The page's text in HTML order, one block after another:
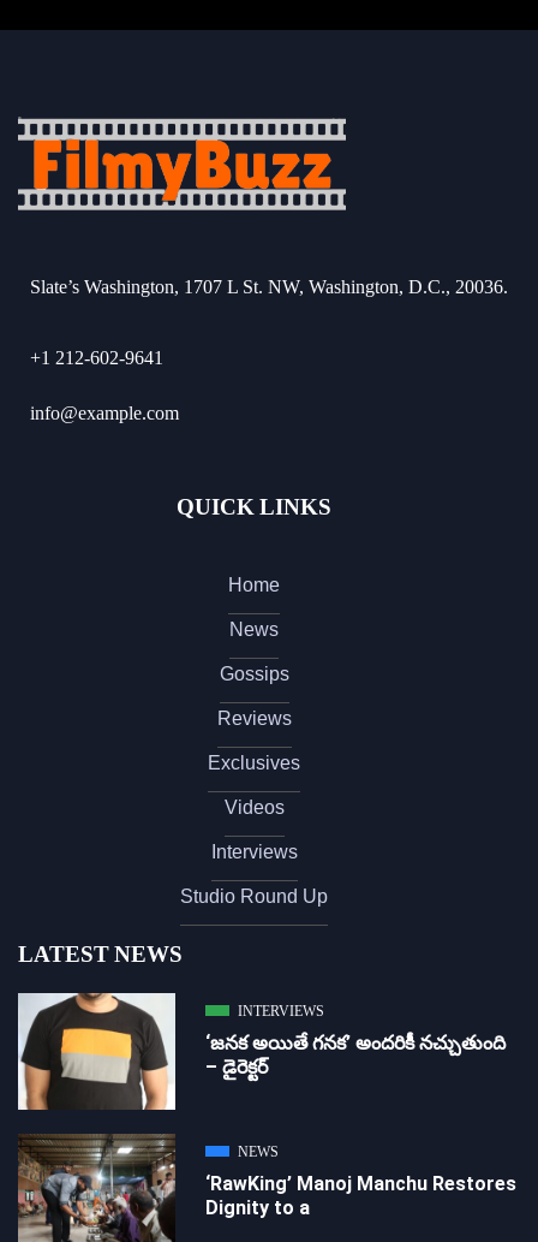
Slate’s Washington, 1707 L St. NW, Washington, D.C., 20036.
+1 212-602-9641
info@example.com
QUICK LINKS
Home
News
Gossips
Reviews
Exclusives
Videos
Interviews
Studio Round Up
LATEST NEWS
INTERVIEWS
‘జ‌న‌క అయితే గ‌న‌క‌’ అందరికీ నచ్చుతుంది
– డైరెక్ట‌ర్
NEWS
‘RawKing’ Manoj Manchu Restores
Dignity to a